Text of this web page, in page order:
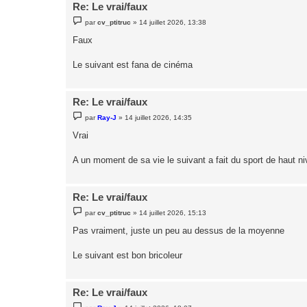
Re: Le vrai/faux
e
s
e
parcv_ptitruc » 14 juillet 2026, 13:38
Faux
Le suivant est fana de cinéma
Re: Le vrai/faux
e
s
e
parRay-J » 14 juillet 2026, 14:35
Vrai
A un moment de sa vie le suivant a fait du sport de haut
Re: Le vrai/faux
e
s
e
parcv_ptitruc » 14 juillet 2026, 15:13
Pas vraiment, juste un peu au dessus de la moyenne
Le suivant est bon bricoleur
Re: Le vrai/faux